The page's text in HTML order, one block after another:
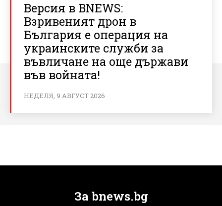
Версия в BNEWS:
Взривеният дрон в
България е операция на
украинските служби за
въвличане на още държави
във войната!
НЕДЕЛЯ, 9 АВГУСТ 2026
За bnews.bg